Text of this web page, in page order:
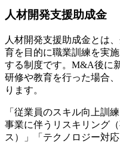
人材開発支援助成金
人材開発支援助成金とは
育を目的に職業訓練を実
する制度です。M&A後に
研修や教育を行った場合
ります。
「従業員のスキル向上訓
事業に伴うリスキリング
ス）」「テクノロジー対